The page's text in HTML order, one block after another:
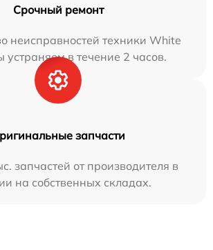
Срочный ремонт
неисправностей техники White
устраняем в течение 2 часов.
запчасти
запчастей от производителя в
на собственных складах.